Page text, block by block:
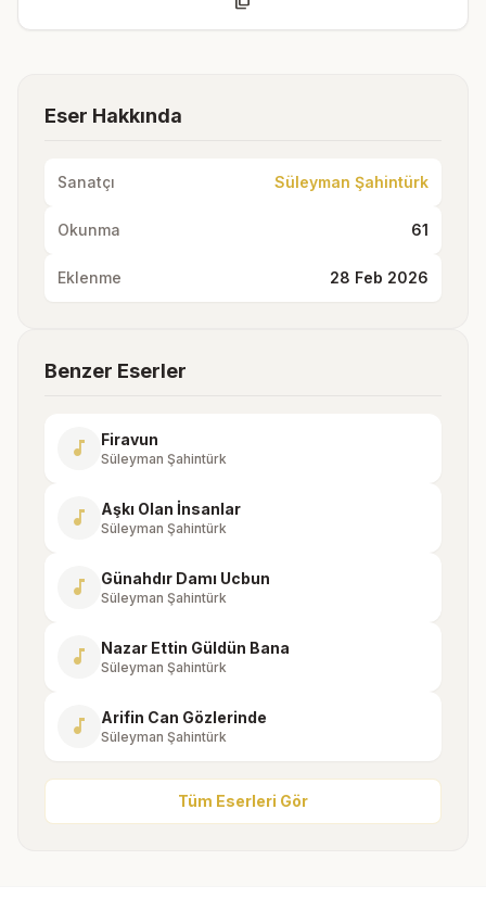
Eser Hakkında
Sanatçı Süleyman Şahintürk
Okunma 61
Eklenme 28 Feb 2026
Benzer Eserler
music_note Firavun
Süleyman Şahintürk
music_note Aşkı Olan İnsanlar
Süleyman Şahintürk
music_note Günahdır Damı Ucbun
Süleyman Şahintürk
music_note Nazar Ettin Güldün Bana
Süleyman Şahintürk
music_note Arifin Can Gözlerinde
Süleyman Şahintürk
Tüm Eserleri Gör